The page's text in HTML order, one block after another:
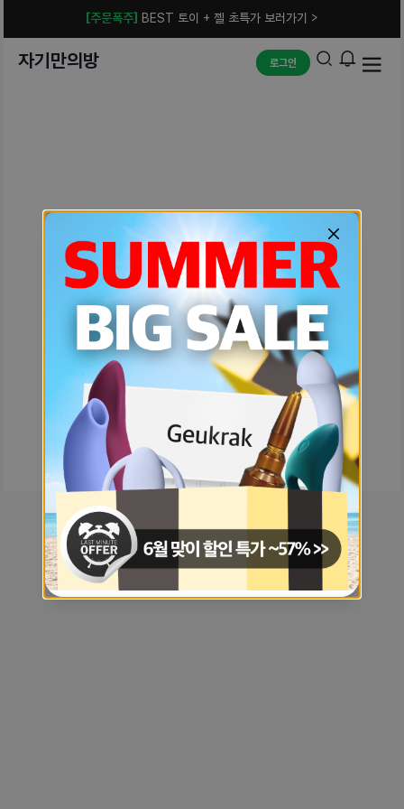
[주문폭주] BEST 토이 + 젤 초특가 보러가기 >
자기만의방 로그인
예상치 못한 에러입니다.